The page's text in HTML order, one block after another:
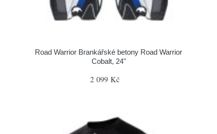
Road Warrior Brankářské betony Road Warrior
Cobalt, 24"
2 099 Kč